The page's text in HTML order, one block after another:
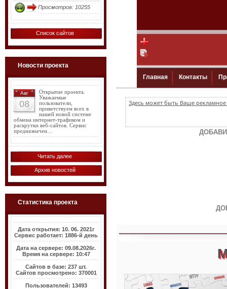
Просмотров: 10255
Список сайтов
Новости проекта
Авг
08
Открытие проекта.
Уважаемые
пользователи,
приветствуем всех в
нашей новой системе
обмена интернет-трафиком и
раскрутки веб-сайтов. Сервис
предназначен…
Читать далее
Архив новостей
Статистика проекта
Дата открытия: 10. 06. 2021г
Сервис работает: 1886-й день
Дата на сервере: 09.08.2026г.
Время на сервере: 10:47
Сайтов в базе: 237 шт.
Сайтов просмотрено: 370001
Пользователей: 13493
Здесь может быть Ваше